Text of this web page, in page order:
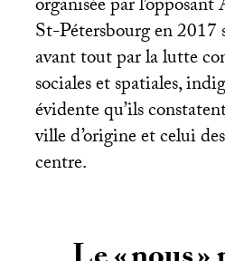
organisée par
St-Pétersbourg en 2017
avant tout par la lutte
sociales et spatiales,
évidente qu’ils
ville d’origine et celui
centre.